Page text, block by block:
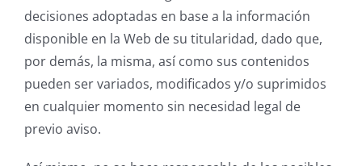
decisiones adoptadas en base a la información
disponible en la Web de su titularidad, dado que,
por demás, la misma, así como sus contenidos
pueden ser variados, modificados y/o suprimidos
en cualquier momento sin necesidad legal de
previo aviso.